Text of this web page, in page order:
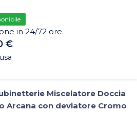
in 24/72 ore.
€
Miscelatore Doccia
Arcana con deviatore Cromo